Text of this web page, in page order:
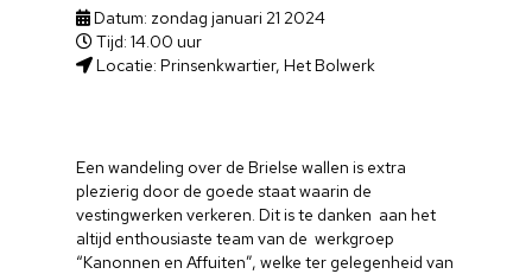
Een wandeling over de Brielse wallen is extra
plezierig door de goede staat waarin de
vestingwerken verkeren. Dit is te danken aan het
altijd enthousiaste team van de werkgroep
“Kanonnen en Affuiten”, welke ter gelegenheid van
Datum: zondag januari 21 2024
Tijd: 14.00 uur
Locatie: Prinsenkwartier, Het Bolwerk